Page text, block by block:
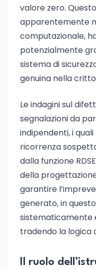
valore zero.
apparentemente
computazionale,
potenzialmente
sistema di
genuina nella
Le indagini sul
segnalazioni da
indipendenti, i
ricorrenza
dalla funzione
della
garantire
generato, in
sistematicamente
tradendo la logica
Il ruolo